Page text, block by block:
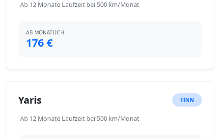
Ab 12 Monate Laufzeit bei 500 km/Monat
AB MONATLICH
176 €
Yaris FINN
Ab 12 Monate Laufzeit bei 500 km/Monat